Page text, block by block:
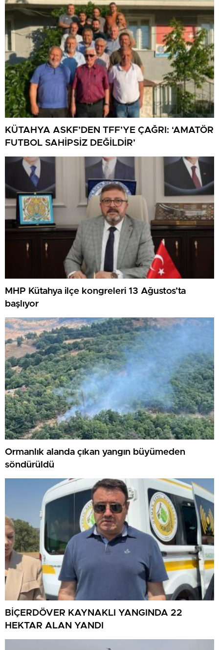
KÜTAHYA ASKF’DEN TFF’YE ÇAĞRI: ‘AMATÖR
FUTBOL SAHİPSİZ DEĞİLDİR’
MHP Kütahya ilçe kongreleri 13 Ağustos’ta
başlıyor
Ormanlık alanda çıkan yangın büyümeden
söndürüldü
BİÇERDÖVER KAYNAKLI YANGINDA 22
HEKTAR ALAN YANDI